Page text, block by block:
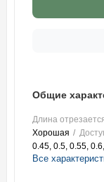
Общие
Длина
Хорошая
0.45, 0.5, 0.55,
Все